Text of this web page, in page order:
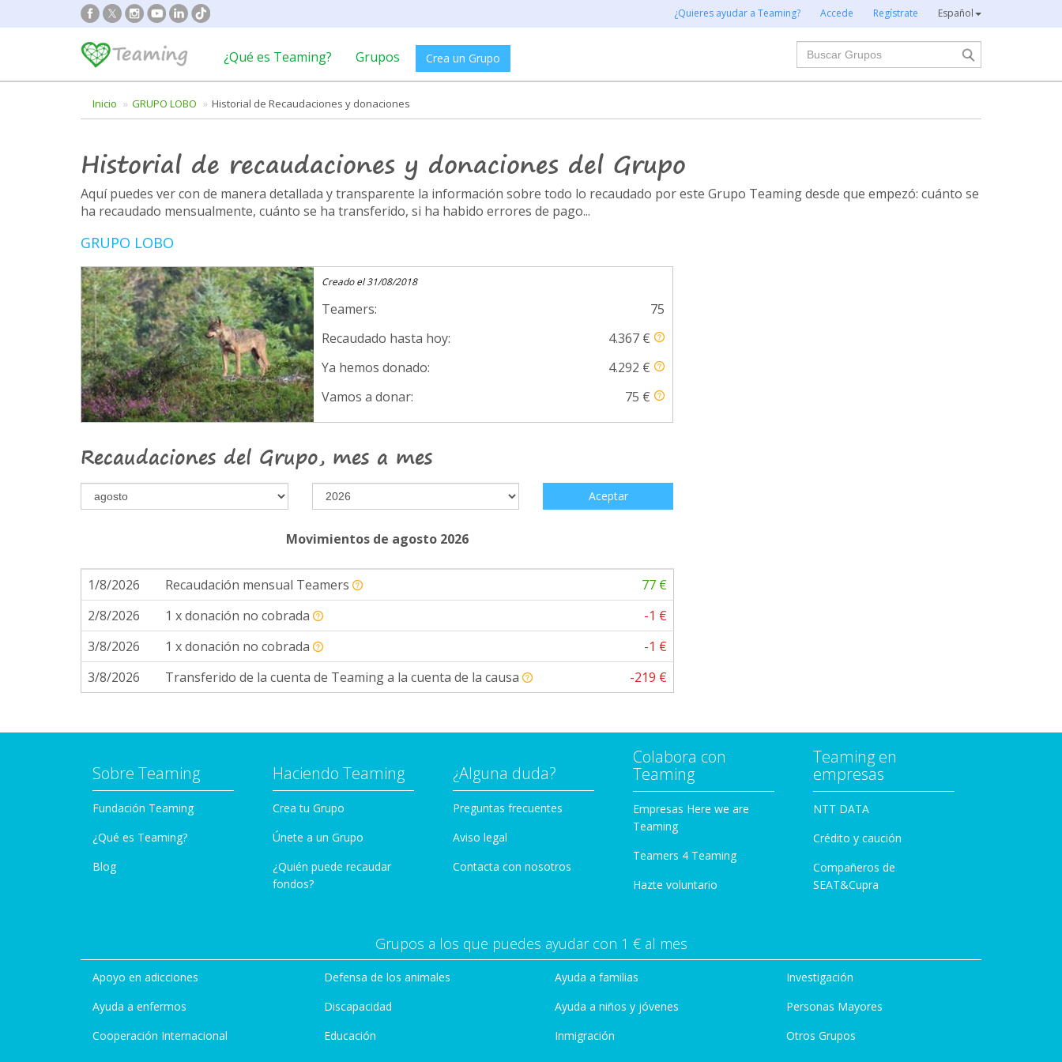
¿Quieres ayudar a Teaming? Accede Regístrate Español
¿Qué es Teaming? Grupos Crea un Grupo
Buscar
Inicio GRUPO LOBO Historial de Recaudaciones y donaciones
Historial de recaudaciones y donaciones del Grupo
Aquí puedes ver con de manera detallada y transparente la información sobre todo lo recaudado por este Grupo Teaming desde que empezó: cuánto se
ha recaudado mensualmente, cuánto se ha transferido, si ha habido errores de pago...
GRUPO LOBO
Creado el 31/08/2018
Teamers:
75
Recaudado hasta hoy:
4.367 €
Ya hemos donado:
4.292 €
Vamos a donar:
75 €
Recaudaciones del Grupo, mes a mes
Aceptar
Movimientos de agosto 2026
1/8/2026 Recaudación mensual Teamers
77 €
2/8/2026
1 x donación no cobrada
-1 €
3/8/2026
1 x donación no cobrada
-1 €
3/8/2026
Transferido de la cuenta de Teaming a la cuenta de la causa -219 €
Sobre Teaming
Fundación Teaming
¿Qué es Teaming?
Blog
Haciendo Teaming
Crea tu Grupo
Únete a un Grupo
¿Quién puede recaudar
fondos?
¿Alguna duda?
Preguntas frecuentes
Aviso legal
Contacta con nosotros
Colabora con
Teaming
Empresas Here we are
Teaming
Teamers 4 Teaming
Hazte voluntario
Teaming en
empresas
NTT DATA
Crédito y caución
Compañeros de
SEAT&Cupra
Grupos a los que puedes ayudar con 1 € al mes
Apoyo en adicciones
Ayuda a enfermos
Cooperación Internacional
Defensa de los animales
Discapacidad
Educación
Ayuda a familias
Ayuda a niños y jóvenes
Inmigración
Investigación
Personas Mayores
Otros Grupos